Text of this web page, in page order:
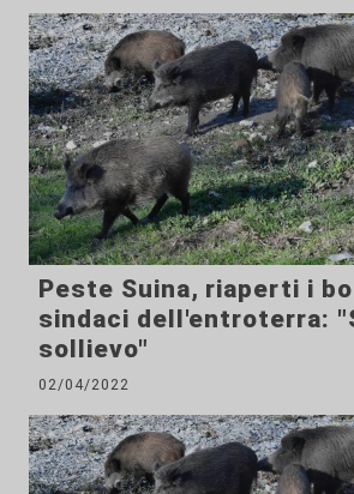
Peste Suina, riaperti i
sindaci dell'entroterra:
sollievo"
02/04/2022